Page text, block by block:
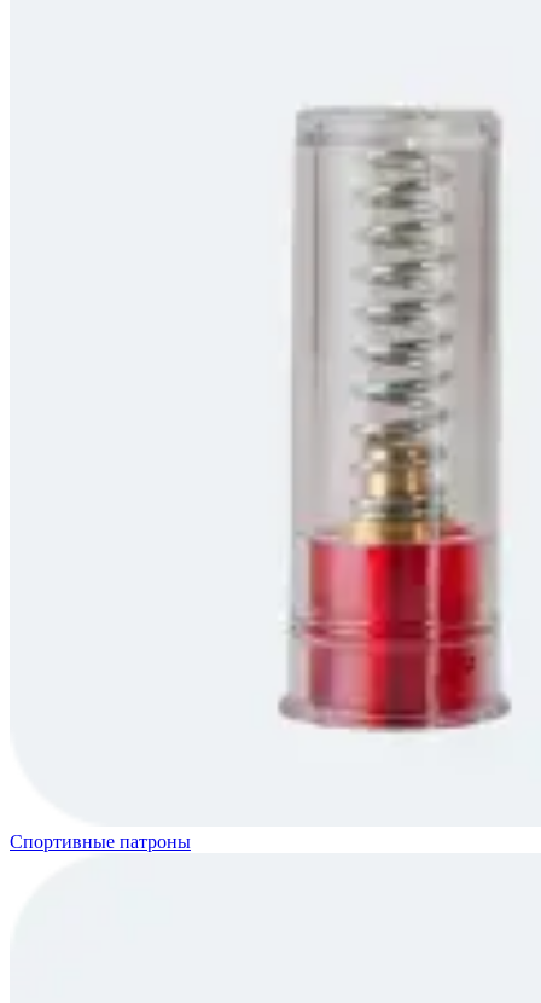
Спортивные патроны